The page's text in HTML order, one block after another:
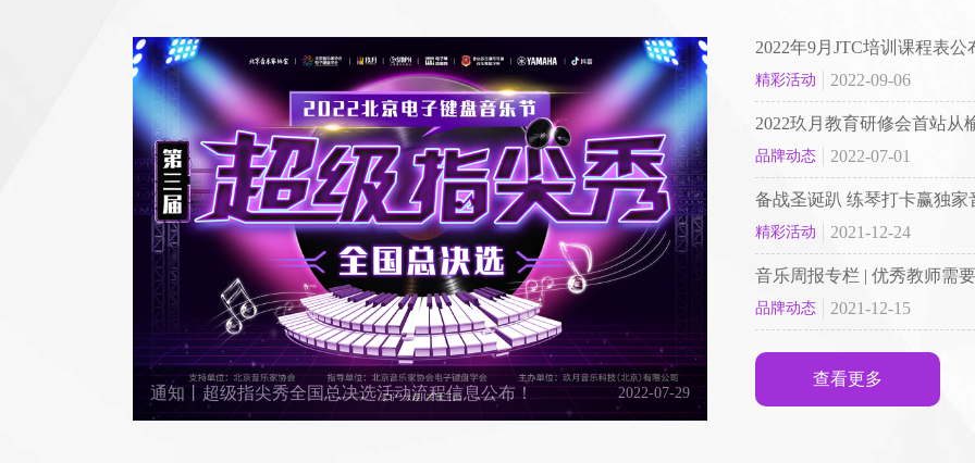
通知丨超级指尖秀全国总决选活动流程信息公布！ 2022-07-29
2022年9月JTC培训课程表公
精彩活动 2022-09-06
2022玖月教育研修会首站从
品牌动态 2022-07-01
备战圣诞趴 练琴打卡赢独家
精彩活动 2021-12-24
音乐周报专栏 | 优秀教师需
品牌动态 2021-12-15
查看更多